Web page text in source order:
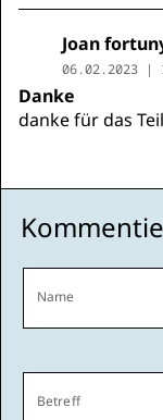
Joan
06.02.2023 |
Danke
danke für das
Name
Betreff